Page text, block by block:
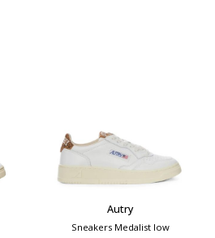
Autry
Sneakers Medalist low